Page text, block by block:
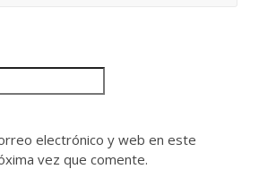
electrónico y web en este
vez que comente.